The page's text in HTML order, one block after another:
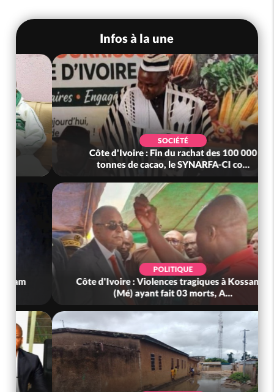
Infos à la une
SOCIÉTÉ
Côte d'Ivoire : Fin du rachat des 100 000
tonnes de cacao, le SYNARFA-CI co...
POLITIQUE
Côte d'Ivoire : Violences tragiques à Kossandji
(Mé) ayant fait 03 morts, A...